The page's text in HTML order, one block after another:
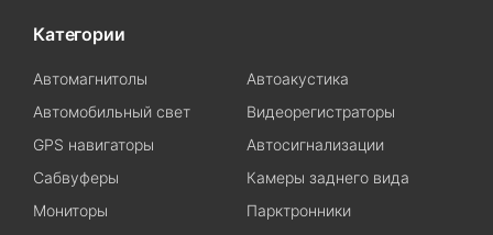
Категории
Автомагнитолы
Автоакустика
Автомобильный свет
Видеорегистраторы
GPS навигаторы
Автосигнализации
Сабвуферы
Камеры заднего вида
Мониторы
Парктронники